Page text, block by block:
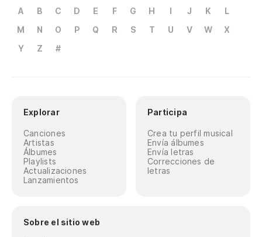
A B C D E F G H I J K
L
M
N O P Q R S T U V W
X
Y
Z #
Explorar
Canciones
Artistas
Álbumes
Playlists
Actualizaciones
Lanzamientos
Participa
Crea tu perfil musical
Envía álbumes
Envía letras
Correcciones de
letras
Sobre el sitio web